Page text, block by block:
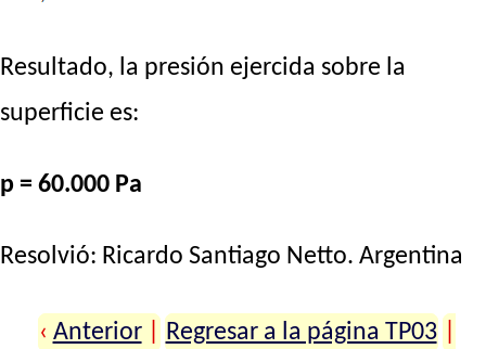
Resultado, la presión ejercida sobre la
superficie es:
p = 60.000 Pa
Resolvió: Ricardo Santiago Netto. Argentina
‹ Anterior Regresar a la página TP03